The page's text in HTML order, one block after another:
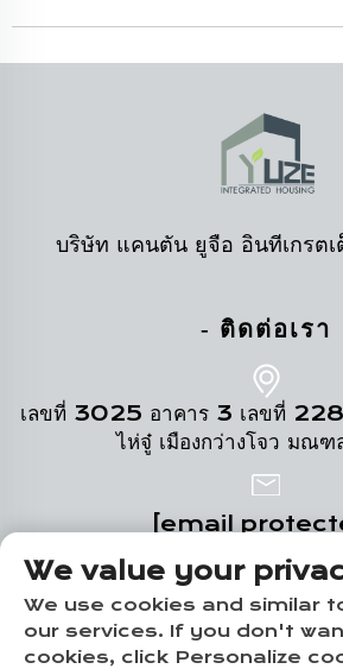
บริษัท แคนตัน ยูจือ อินทีเกรตเ
- ติดต่อเรา
เลขที่ 3025 อาคาร 3 เลขที่ 228
ไห่จู๋ เมืองกว่างโจว มณฑ
[email
+86-
We value your
We use cookies and similar
our services. If you don't
cookies, click Personalize